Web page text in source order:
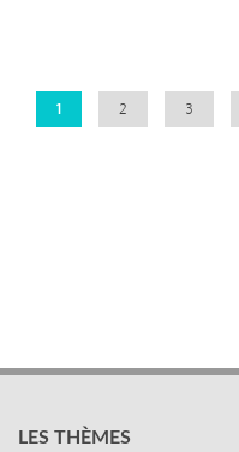
Page
1 Page
2 Page
3
LES THÈMES